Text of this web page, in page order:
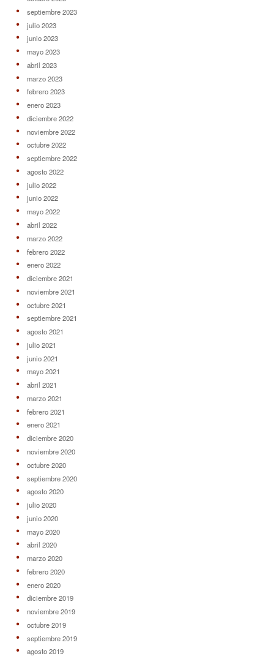
septiembre 2023
julio 2023
junio 2023
mayo 2023
abril 2023
marzo 2023
febrero 2023
enero 2023
diciembre 2022
noviembre 2022
octubre 2022
septiembre 2022
agosto 2022
julio 2022
junio 2022
mayo 2022
abril 2022
marzo 2022
febrero 2022
enero 2022
diciembre 2021
noviembre 2021
octubre 2021
septiembre 2021
agosto 2021
julio 2021
junio 2021
mayo 2021
abril 2021
marzo 2021
febrero 2021
enero 2021
diciembre 2020
noviembre 2020
octubre 2020
septiembre 2020
agosto 2020
julio 2020
junio 2020
mayo 2020
abril 2020
marzo 2020
febrero 2020
enero 2020
diciembre 2019
noviembre 2019
octubre 2019
septiembre 2019
agosto 2019